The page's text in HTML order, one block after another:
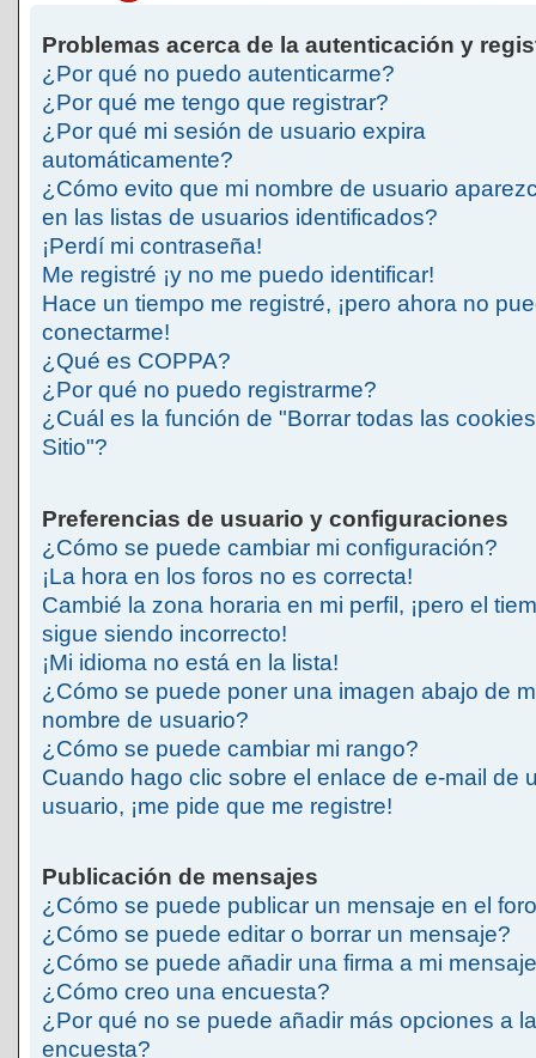
Problemas acerca de la autenticación y
¿Por qué no puedo autenticarme?
¿Por qué me tengo que registrar?
¿Por qué mi sesión de usuario expira
automáticamente?
¿Cómo evito que mi nombre de usuario
en las listas de usuarios identificados?
¡Perdí mi contraseña!
Me registré ¡y no me puedo identificar!
Hace un tiempo me registré, ¡pero ahora no
conectarme!
¿Qué es COPPA?
¿Por qué no puedo registrarme?
¿Cuál es la función de "Borrar todas las
Sitio"?
Preferencias de usuario y configuraciones
¿Cómo se puede cambiar mi configuración?
¡La hora en los foros no es correcta!
Cambié la zona horaria en mi perfil, ¡pero el
sigue siendo incorrecto!
¡Mi idioma no está en la lista!
¿Cómo se puede poner una imagen abajo de
nombre de usuario?
¿Cómo se puede cambiar mi rango?
Cuando hago clic sobre el enlace de e-mail de
usuario, ¡me pide que me registre!
Publicación de mensajes
¿Cómo se puede publicar un mensaje en el
¿Cómo se puede editar o borrar un mensaje?
¿Cómo se puede añadir una firma a mi
¿Cómo creo una encuesta?
¿Por qué no se puede añadir más opciones a la
encuesta?